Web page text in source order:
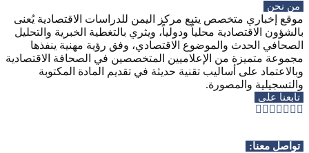
من نحن
موقع إخباري متخصص يتبع مركز اليمن للدراسات الاقتصادية يُعنى
بالشؤون الاقتصادية محلياً ودولياً، ويثري بالتغطية الخبرية والتحليل
الصحافي الحدث والموضوع الاقتصادي، وفق رؤية مهنية ينفذها
مجموعة متميزة من الإعلاميين المتخصصين في الصحافة الاقتصادية
وبالاعتماد على أساليب تقنية حديثة في تقديم المادة المكتوبة
والتسجيلية والمصورة.
تابعنا على
Facebook
Twitter
Instagram
Youtube
Rss
Telegram
Whatsapp
تواصل معنا: